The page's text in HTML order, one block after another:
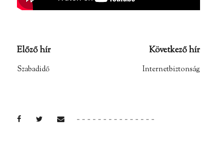
Előző hír
Szabadidő
Következő hír
Internetbiztonság